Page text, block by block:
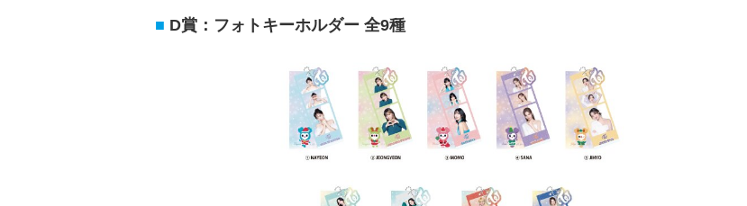
D賞：フォトキーホルダー 全9種